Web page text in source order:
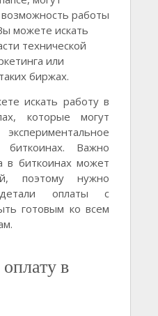
работы
можете искать
технической
или
биржах.
искать работу в
которые могут
биткоинах. Важно
в биткоинах может
поэтому нужно
оплаты с
готовым ко всем
в